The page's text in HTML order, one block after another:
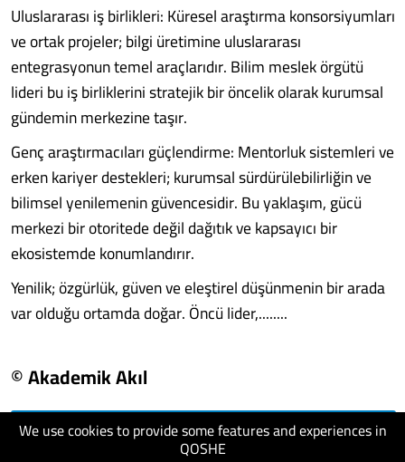
We use cookies to provide some features and experiences in
QOSHE
Uluslararası iş birlikleri: Küresel araştırma konsorsiyumları
ve ortak projeler; bilgi üretimine uluslararası
entegrasyonun temel araçlarıdır. Bilim meslek örgütü
lideri bu iş birliklerini stratejik bir öncelik olarak kurumsal
gündemin merkezine taşır.
Genç araştırmacıları güçlendirme: Mentorluk sistemleri ve
erken kariyer destekleri; kurumsal sürdürülebilirliğin ve
bilimsel yenilemenin güvencesidir. Bu yaklaşım, gücü
merkezi bir otoritede değil dağıtık ve kapsayıcı bir
ekosistemde konumlandırır.
Yenilik; özgürlük, güven ve eleştirel düşünmenin bir arada
var olduğu ortamda doğar. Öncü lider,........
© Akademik Akıl
visit website